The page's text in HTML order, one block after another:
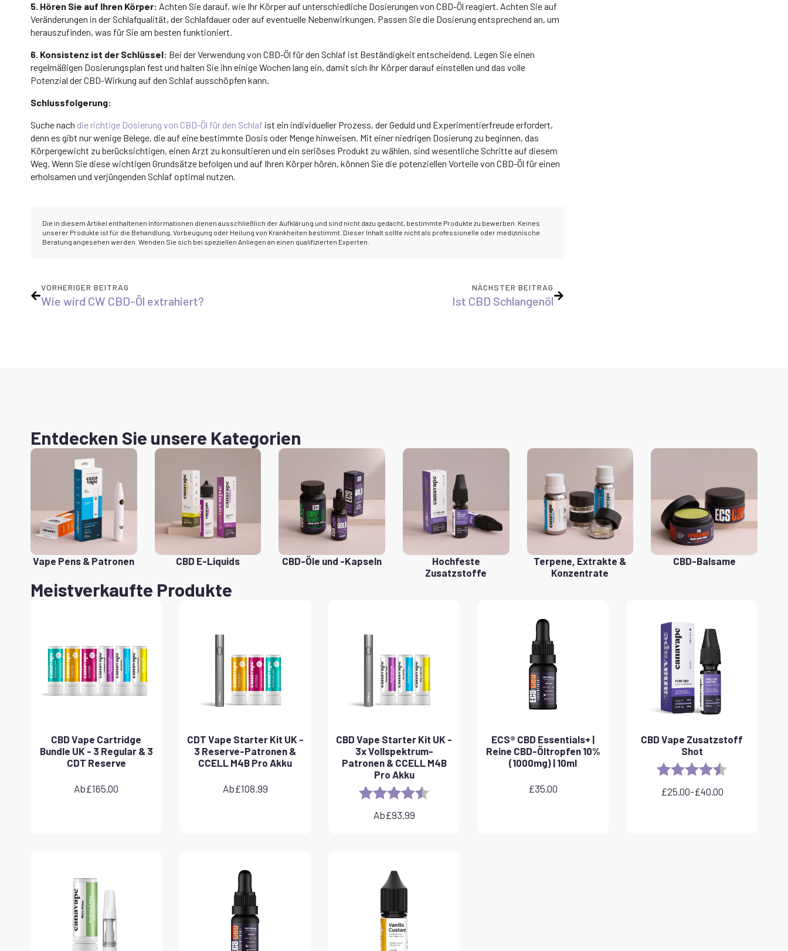
5. Hören Sie auf Ihren Körper: Achten Sie darauf, wie Ihr Körper auf unterschiedliche Dosierungen von CBD-Öl reagiert. Achten Sie auf
Veränderungen in der Schlafqualität, der Schlafdauer oder auf eventuelle Nebenwirkungen. Passen Sie die Dosierung entsprechend an, um
herauszufinden, was für Sie am besten funktioniert.
6. Konsistenz ist der Schlüssel: Bei der Verwendung von CBD-Öl für den Schlaf ist Beständigkeit entscheidend. Legen Sie einen
regelmäßigen Dosierungsplan fest und halten Sie ihn einige Wochen lang ein, damit sich Ihr Körper darauf einstellen und das volle
Potenzial der CBD-Wirkung auf den Schlaf ausschöpfen kann.
Schlussfolgerung:
Suche nach die richtige Dosierung von CBD-Öl für den Schlaf ist ein individueller Prozess, der Geduld und Experimentierfreude erfordert,
denn es gibt nur wenige Belege, die auf eine bestimmte Dosis oder Menge hinweisen. Mit einer niedrigen Dosierung zu beginnen, das
Körpergewicht zu berücksichtigen, einen Arzt zu konsultieren und ein seriöses Produkt zu wählen, sind wesentliche Schritte auf diesem
Weg. Wenn Sie diese wichtigen Grundsätze befolgen und auf Ihren Körper hören, können Sie die potenziellen Vorteile von CBD-Öl für einen
erholsamen und verjüngenden Schlaf optimal nutzen.
Die in diesem Artikel enthaltenen Informationen dienen ausschließlich der Aufklärung und sind nicht dazu gedacht, bestimmte Produkte zu bewerben. Keines
unserer Produkte ist für die Behandlung, Vorbeugung oder Heilung von Krankheiten bestimmt. Dieser Inhalt sollte nicht als professionelle oder medizinische
Beratung angesehen werden. Wenden Sie sich bei speziellen Anliegen an einen qualifizierten Experten.
VORHERIGER BEITRAG
Wie wird CW CBD-Öl extrahiert?
NÄCHSTER BEITRAG
Ist CBD Schlangenöl
Entdecken Sie unsere Kategorien
Vape Pens & Patronen CBD E-Liquids CBD-Öle und -Kapseln
Hochfeste
Zusatzstoffe
Terpene, Extrakte &
Konzentrate
CBD-Balsame
Meistverkaufte Produkte
CBD Vape Cartridge
Bundle UK - 3 Regular & 3
CDT Reserve
Ab£165.00
CDT Vape Starter Kit UK -
3 Reserve-Patronen &
CCELL M4B Pro Akku
Ab£108.99
CBD Vape Starter Kit UK -
3x Vollspektrum-
Patronen & CCELL M4B
Pro Akku
Rating:
Ab£93.99
ECS® CBD Essentials+ |
Reine CBD-Öltropfen 10%
(1000mg) | 10ml
£35.00
CBD Vape Zusatzstoff
Shot
Rating:
£25.00-£40.00
Preisspanne: